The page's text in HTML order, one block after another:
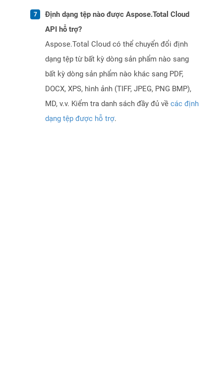
Định dạng tệp nào được Aspose.Total Cloud
API hỗ trợ?
Aspose.Total Cloud có thể chuyển đổi định
dạng tệp từ bất kỳ dòng sản phẩm nào sang
bất kỳ dòng sản phẩm nào khác sang PDF,
DOCX, XPS, hình ảnh (TIFF, JPEG, PNG BMP),
MD, v.v. Kiểm tra danh sách đầy đủ về các định
dạng tệp được hỗ trợ.